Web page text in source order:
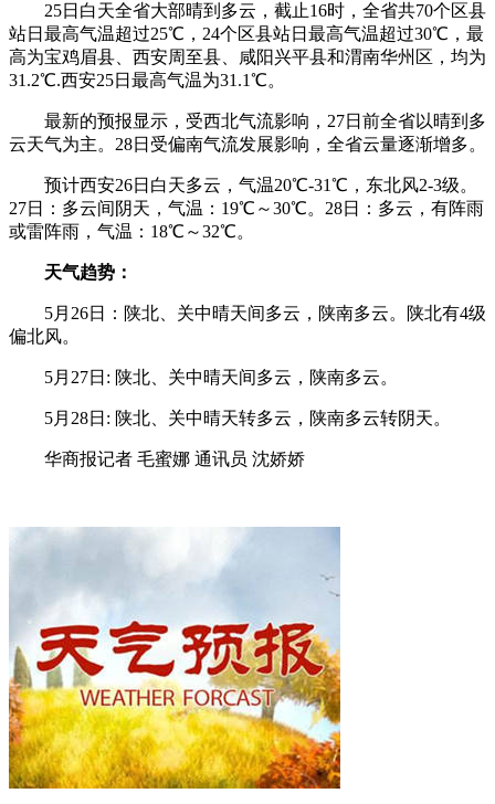
25日白天全省大部晴到多云，截止16时，全省共70个区县
站日最高气温超过25℃，24个区县站日最高气温超过30℃，最
高为宝鸡眉县、西安周至县、咸阳兴平县和渭南华州区，均为
31.2℃.西安25日最高气温为31.1℃。
最新的预报显示，受西北气流影响，27日前全省以晴到多
云天气为主。28日受偏南气流发展影响，全省云量逐渐增多。
预计西安26日白天多云，气温20℃-31℃，东北风2-3级。
27日：多云间阴天，气温：19℃～30℃。28日：多云，有阵雨
或雷阵雨，气温：18℃～32℃。
天气趋势：
5月26日：陕北、关中晴天间多云，陕南多云。陕北有4级
偏北风。
5月27日: 陕北、关中晴天间多云，陕南多云。
5月28日: 陕北、关中晴天转多云，陕南多云转阴天。
华商报记者 毛蜜娜 通讯员 沈娇娇